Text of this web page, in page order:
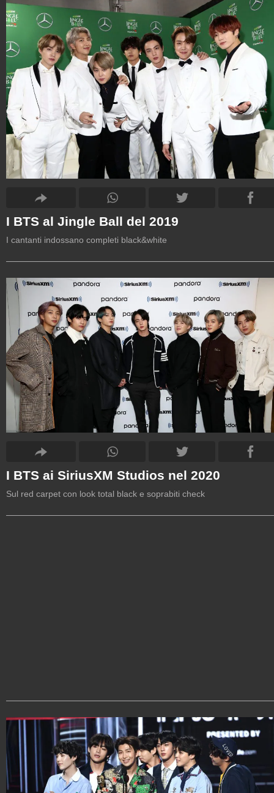
I BTS al Jingle Ball del 2019
I cantanti indossano completi black&white
I BTS ai SiriusXM Studios nel 2020
Sul red carpet con look total black e soprabiti check